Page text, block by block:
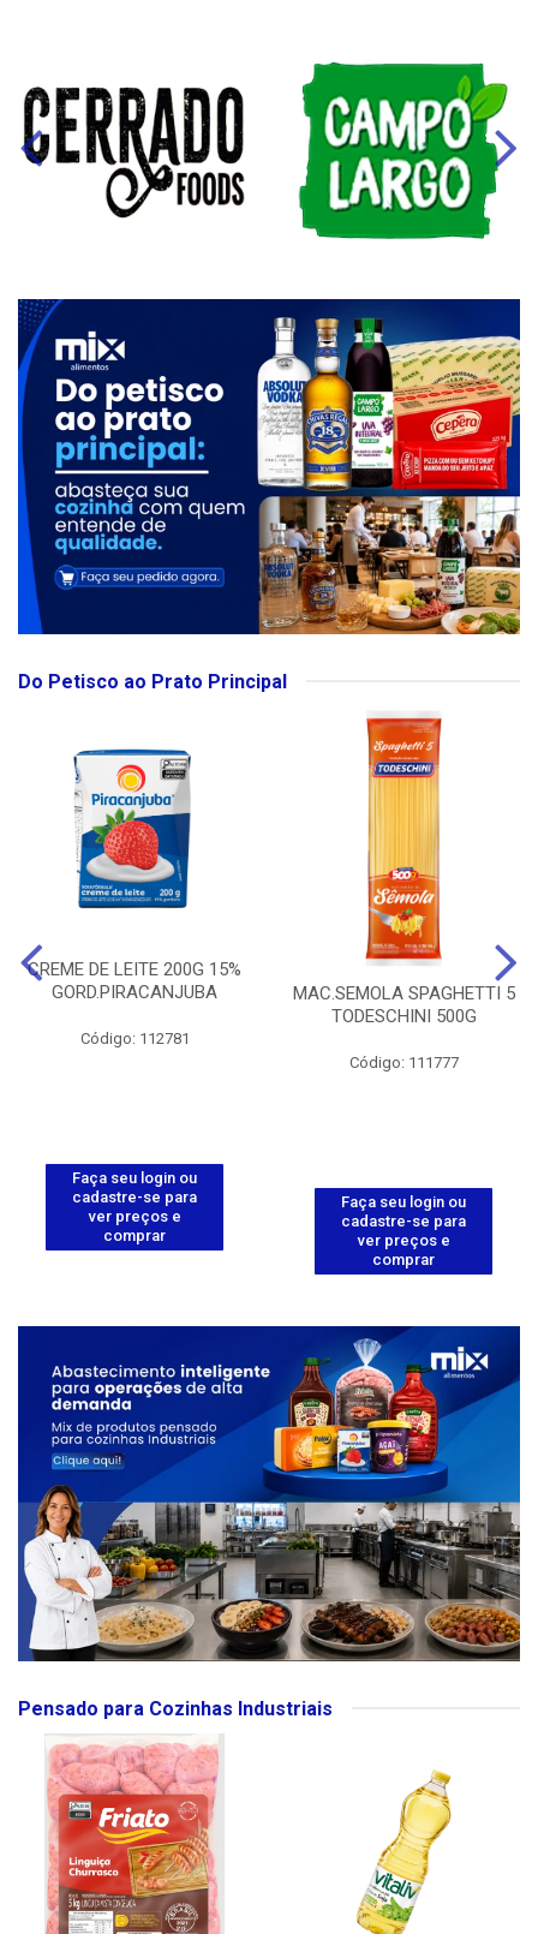
Do Petisco ao Prato Principal
CREME DE LEITE 200G 15%
GORD.PIRACANJUBA
Código: 112781
Faça seu login ou
cadastre-se para
ver preços e
comprar
MAC.SEMOLA SPAGHETTI 5
TODESCHINI 500G
Código: 111777
Faça seu login ou
cadastre-se para
ver preços e
comprar
Pensado para Cozinhas Industriais